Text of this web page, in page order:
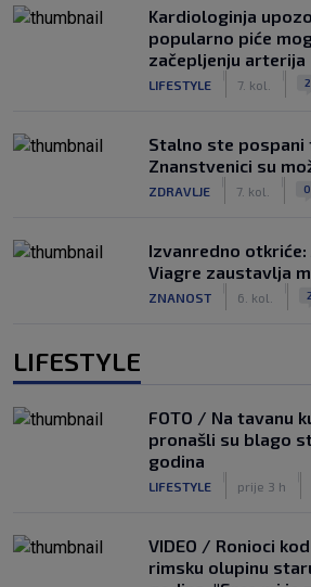
Kardiologinja
popularno piće
začepljenju arterija
LIFESTYLE 7. kol. 2
Stalno ste pospani
Znanstvenici su
ZDRAVLJE 7. kol. 0
Izvanredno
Viagre zaustavlja
ZNANOST 6. kol. 2
LIFESTYLE
FOTO / Na tavanu
pronašli su blago
godina
LIFESTYLE prije 3 h
VIDEO / Ronioci
rimsku olupinu